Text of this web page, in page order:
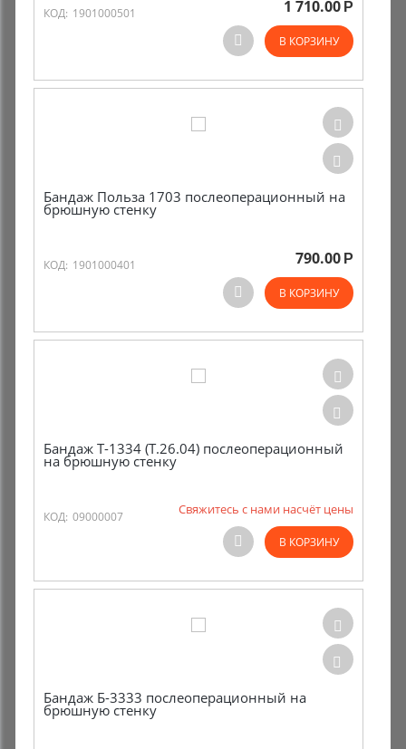
Прокат средств реабилитации
КОД: 1901000501 1 710.00 Р
В КОРЗИНУ
Бандаж Польза 1703 послеоперационный на
брюшную стенку
КОД: 1901000401 790.00 Р
В КОРЗИНУ
Бандаж Т-1334 (Т.26.04) послеоперационный
на брюшную стенку
КОД: 09000007 Свяжитесь с нами насчёт цены
В КОРЗИНУ
Бандаж Б-3333 послеоперационный на
брюшную стенку